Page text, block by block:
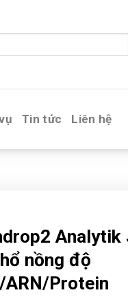
Tin tức Liên hệ
Analytik
nồng độ
ARN/Protein